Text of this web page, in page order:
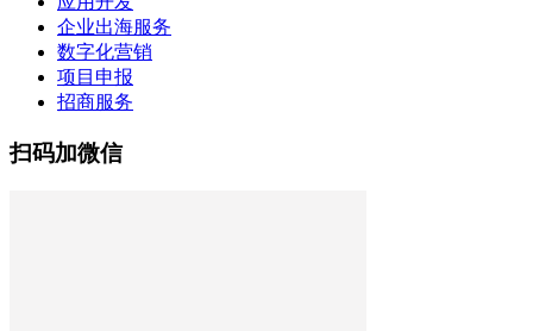
企业出海服务
数字化营销
项目申报
招商服务
扫码加微信